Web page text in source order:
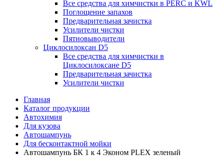
Все средства для химчистки в PERC и KWL
Поглощение запахов
Предварительная зачистка
Усилители чистки
Пятновыводители
Циклосилоксан D5
Все средства для химчистки в
Циклосилоксане D5
Предварительная зачистка
Усилители чистки
Главная
Каталог продукции
Автохимия
Для кузова
Автошампунь
Для бесконтактной мойки
Автошампунь БК 1 к 4 Эконом PLEX зеленый